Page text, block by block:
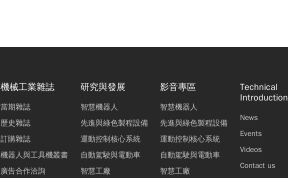
機械工業雜誌
當期雜誌
歷史雜誌
訂購雜誌
機器人與工具機叢書
廣告合作洽詢
研究與發展
智慧機器人
先進與綠色製程設備
運動控制核心系統
自動駕駛與電動車
智慧工廠
影音專區
智慧機器人
先進與綠色製程設備
運動控制核心系統
自動駕駛與電動車
智慧工廠
Technical
Introduction
News
Events
Videos
Contact us